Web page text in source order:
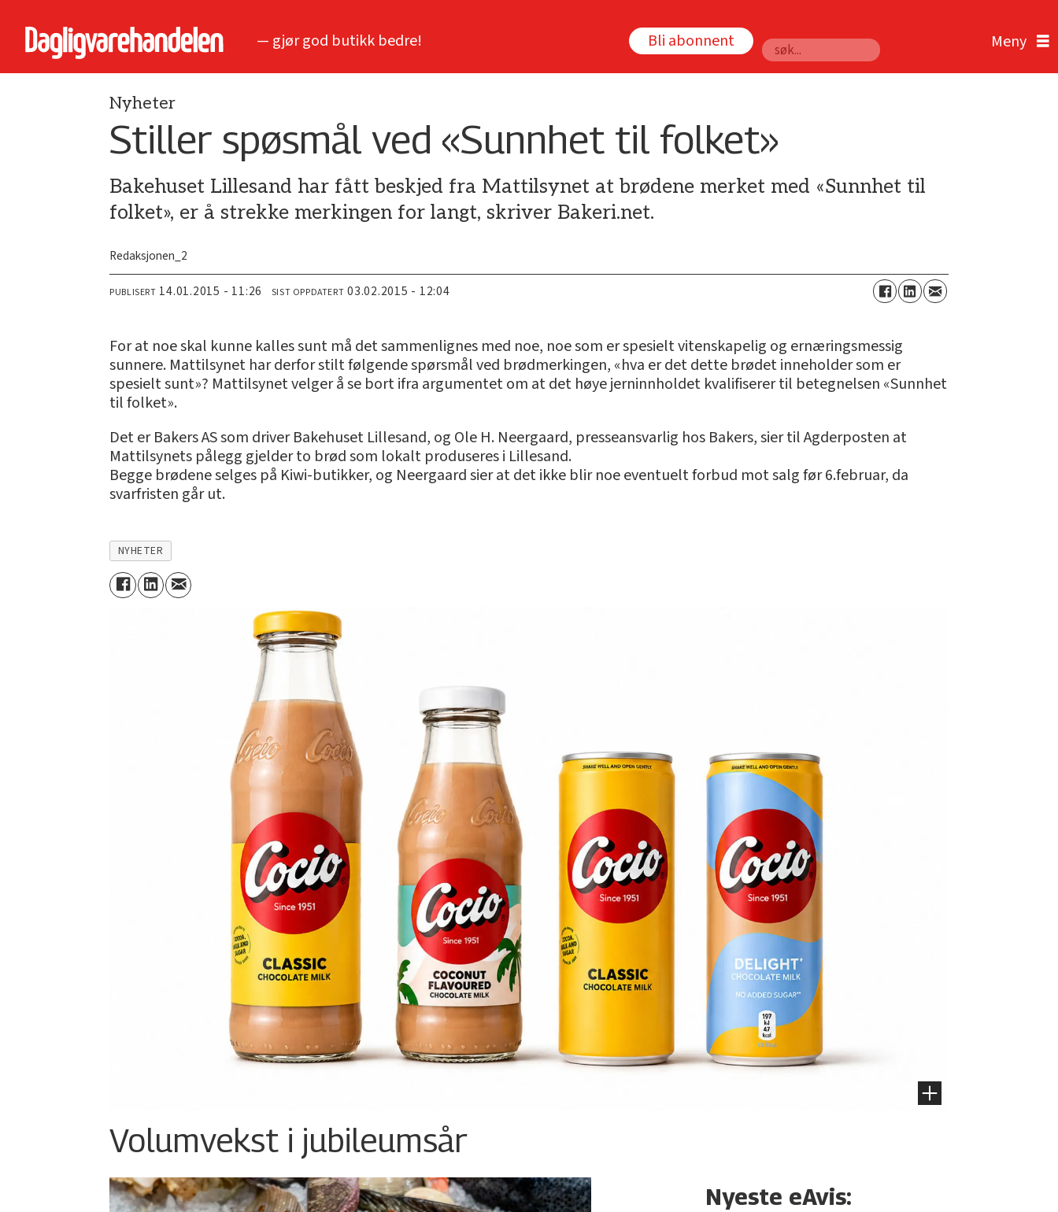
— gjør god butikk bedre! Bli abonnent
Søk
Nyheter
Stiller spøsmål ved «Sunnhet til folket»
Bakehuset Lillesand har fått beskjed fra Mattilsynet at brødene merket med «Sunnhet til
folket», er å strekke merkingen for langt, skriver Bakeri.net.
Redaksjonen_2
PUBLISERT 14.01.2015 - 11:26 SIST OPPDATERT 03.02.2015 - 12:04
For at noe skal kunne kalles sunt må det sammenlignes med noe, noe som er spesielt vitenskapelig og ernæringsmessig
sunnere. Mattilsynet har derfor stilt følgende spørsmål ved brødmerkingen, «hva er det dette brødet inneholder som er
spesielt sunt»? Mattilsynet velger å se bort ifra argumentet om at det høye jerninnholdet kvalifiserer til betegnelsen «Sunnhet
til folket».
Det er Bakers AS som driver Bakehuset Lillesand, og Ole H. Neergaard, presseansvarlig hos Bakers, sier til Agderposten at
Mattilsynets pålegg gjelder to brød som lokalt produseres i Lillesand.
Begge brødene selges på Kiwi-butikker, og Neergaard sier at det ikke blir noe eventuelt forbud mot salg før 6.februar, da
svarfristen går ut.
NYHETER
Volumvekst i jubileumsår
Nyeste eAvis: